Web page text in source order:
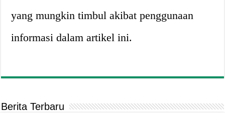
yang mungkin timbul akibat penggunaan
informasi dalam artikel ini.
Berita Terbaru